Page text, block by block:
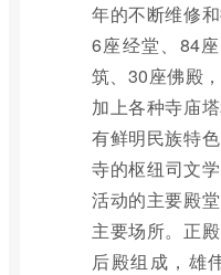
年的不断维修
6座经堂、84
筑、30座佛殿
加上各种寺庙
有鲜明民族特
寺的枢纽司文
活动的主要殿
主要场所。正
后殿组成，雄